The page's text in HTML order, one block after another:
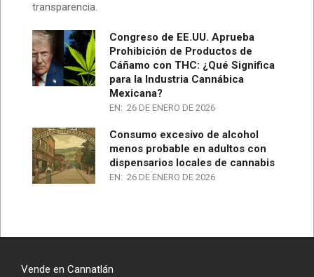
transparencia.
Congreso de EE.UU. Aprueba
Prohibición de Productos de
Cáñamo con THC: ¿Qué Significa
para la Industria Cannábica
Mexicana?
EN: 26 DE ENERO DE 2026
Consumo excesivo de alcohol
menos probable en adultos con
dispensarios locales de cannabis
EN: 26 DE ENERO DE 2026
Vende en Cannatlán